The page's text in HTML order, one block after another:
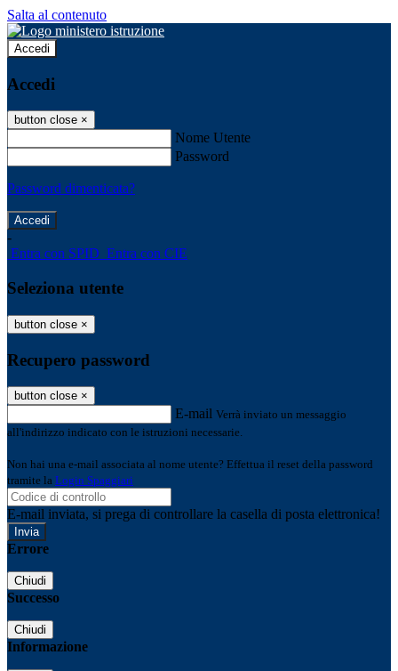
Salta al contenuto
Accedi
Accedi
button close ×
Nome Utente
Password
Password dimenticata?
-
Entra con SPID Entra con CIE
Seleziona utente
button close ×
Recupero password
button close ×
E-mail Verrà inviato un messaggio
all'indirizzo indicato con le istruzioni necessarie.
Non hai una e-mail associata al nome utente? Effettua il reset della password
tramite la Login Spaggiari
E-mail inviata, si prega di controllare la casella di posta elettronica!
Errore
Chiudi
Successo
Chiudi
Informazione